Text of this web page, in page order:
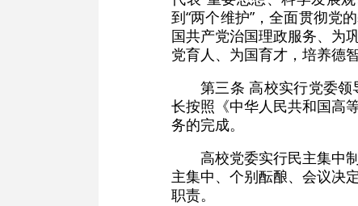
到“两个维护”，全面贯彻党
国共产党治国理政服务、为
党育人、为国育才，培养德
第三条 高校实行党委
长按照《中华人民共和国高
务的完成。
高校党委实行民主集中
主集中、个别酝酿、会议决
职责。